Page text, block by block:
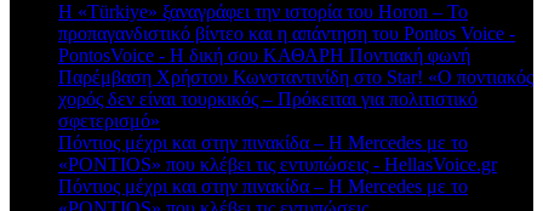
Η «Türkiye» ξαναγράφει την ιστορία του Horon – Το
προπαγανδιστικό βίντεο και η απάντηση του Pontos Voice -
PontosVoice - H δική σου ΚΑΘΑΡΗ Ποντιακή φωνή
Παρέμβαση Χρήστου Κωνσταντινίδη στο Star! «Ο ποντιακός
χορός δεν είναι τουρκικός – Πρόκειται για πολιτιστικό
σφετερισμό»
Πόντιος μέχρι και στην πινακίδα – Η Mercedes με το
«PONTIOS» που κλέβει τις εντυπώσεις - HellasVoice.grστο
Πόντιος μέχρι και στην πινακίδα – Η Mercedes με το